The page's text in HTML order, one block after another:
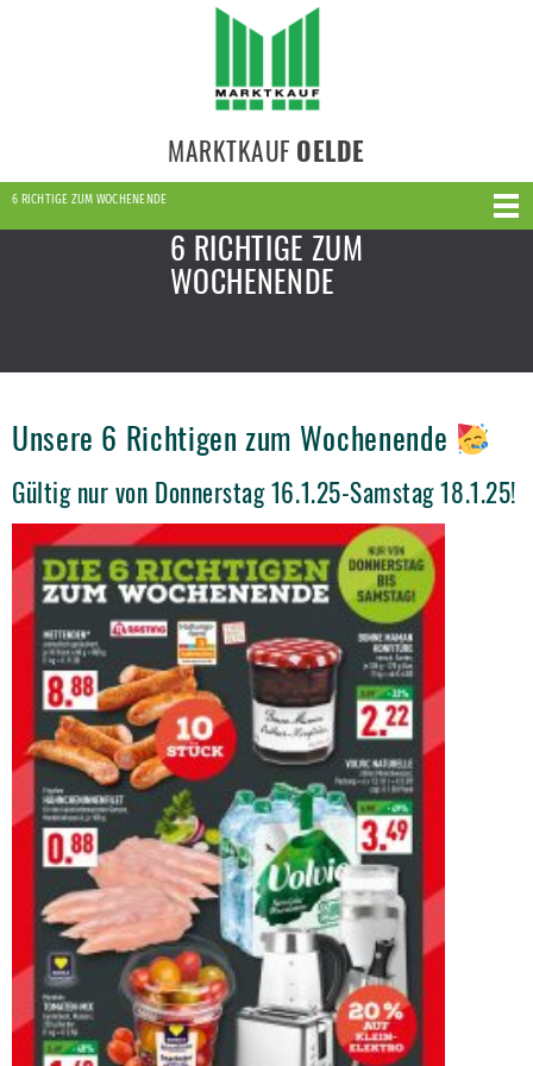
MARKTKAUF OELDE
6 RICHTIGE ZUM WOCHENENDE
6 RICHTIGE ZUM
WOCHENENDE
Unsere 6 Richtigen zum Wochenende
Gültig nur von Donnerstag 16.1.25-Samstag 18.1.25!